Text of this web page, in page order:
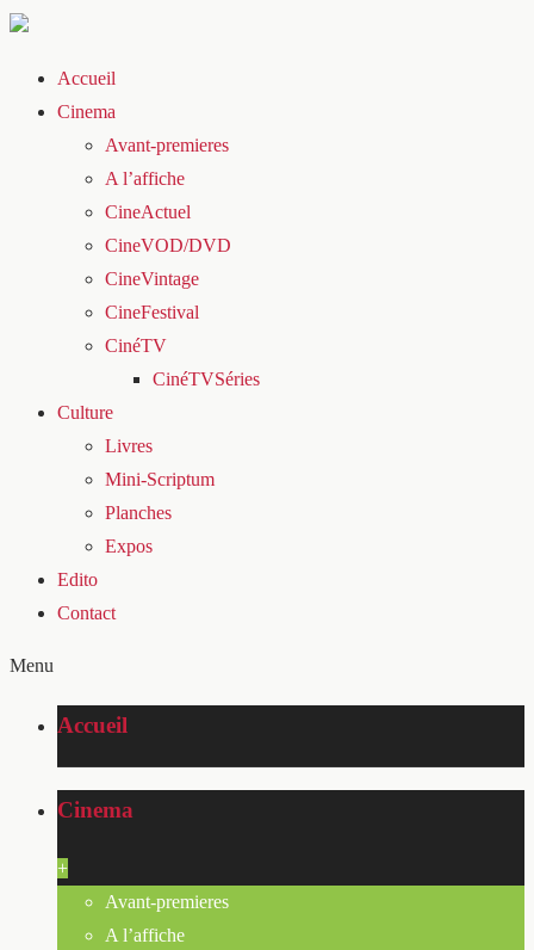
Accueil
Cinema
Avant-premieres
A l’affiche
CineActuel
CineVOD/DVD
CineVintage
CineFestival
CinéTV
CinéTVSéries
Culture
Livres
Mini-Scriptum
Planches
Expos
Edito
Contact
Menu
Accueil
Cinema
+
Avant-premieres
A l’affiche